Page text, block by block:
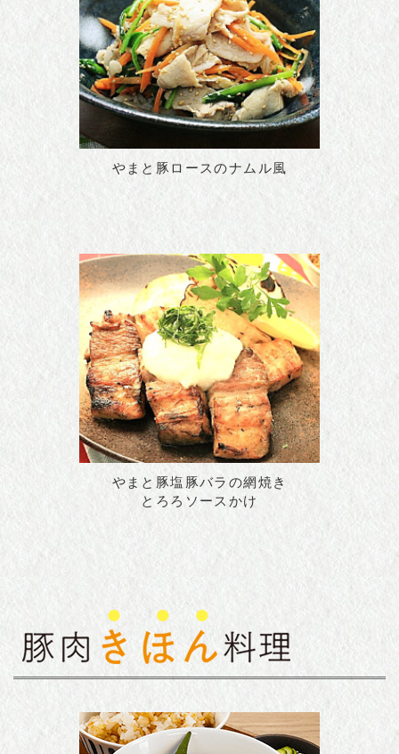
やまと豚ロースのナムル風
やまと豚塩豚バラの網焼き
とろろソースかけ